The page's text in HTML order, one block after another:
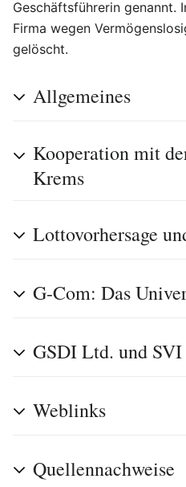
Geschäftsführerin genannt.
Firma wegen
gelöscht.
Allgemeines
Kooperation mit
Krems
Lottovorhersage
G-Com: Das
GSDI Ltd. und
Weblinks
Quellennachweise